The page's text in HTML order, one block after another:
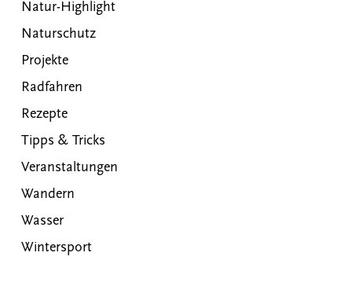
Natur-Highlight
Naturschutz
Projekte
Radfahren
Rezepte
Tipps & Tricks
Veranstaltungen
Wandern
Wasser
Wintersport